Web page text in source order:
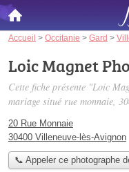
Accueil > Occitanie > Gard >
Loic Magnet
Cette fiche présente "Loic
mariage situé rue monnaie,
20 Rue Monnaie
30400 Villeneuve-lès-Avignon
📞 Appeler ce photographe